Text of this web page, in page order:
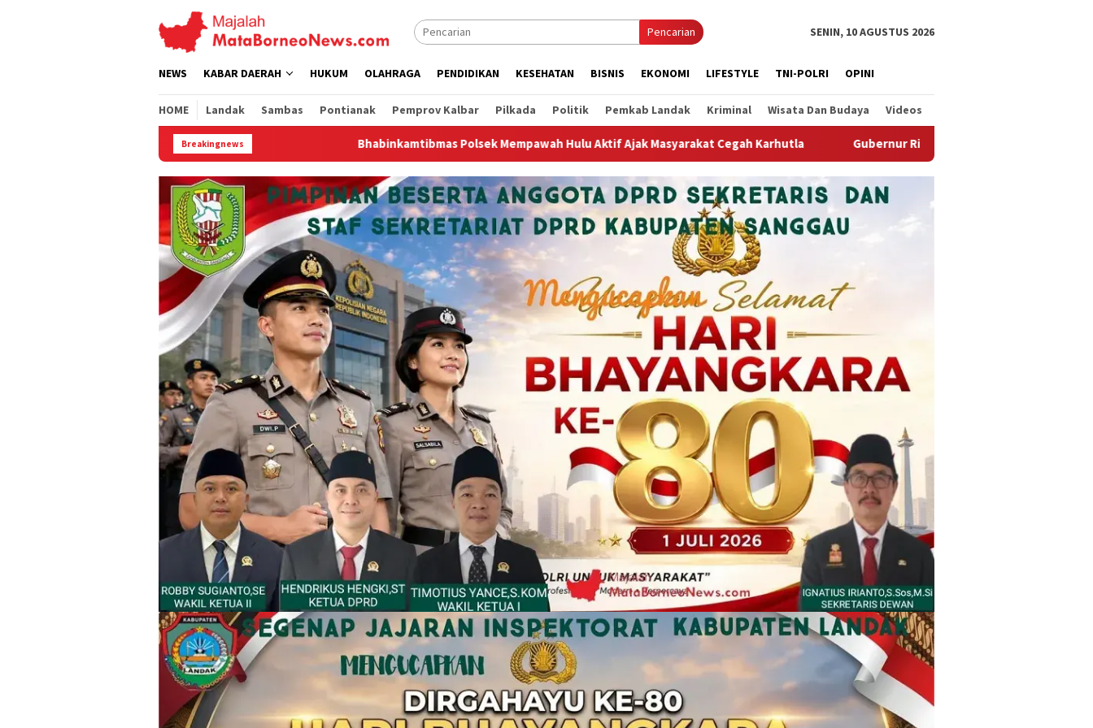
Pencarian SENIN, 10 AGUSTUS 2026
NEWS KABAR DAERAH HUKUM OLAHRAGA PENDIDIKAN KESEHATAN BISNIS EKONOMI LIFESTYLE TNI-POLRI OPINI
HOME Landak Sambas Pontianak Pemprov Kalbar Pilkada Politik Pemkab Landak Kriminal Wisata Dan Budaya Videos
Breakingnews
Bhabinkamtibmas Polsek Mempawah Hulu Aktif Ajak Masyarakat Cegah Karhutla Gubernur Ria Norsan Siap Dukung Program PERHIPTANI Untuk